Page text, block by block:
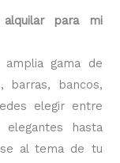
para mi
gama de
barras, bancos,
elegir entre
hasta
al tema de tu